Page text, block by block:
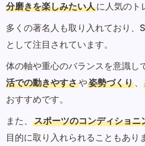
分磨きを楽しみたい人に人気のト
多くの著名人も取り入れており、
として注目されています。
体の軸や重心のバランスを意識し
活での動きやすさや姿勢づくり 、
おすすめです。
また、
スポーツのコンディショニ
目的に取り入れられることもあり